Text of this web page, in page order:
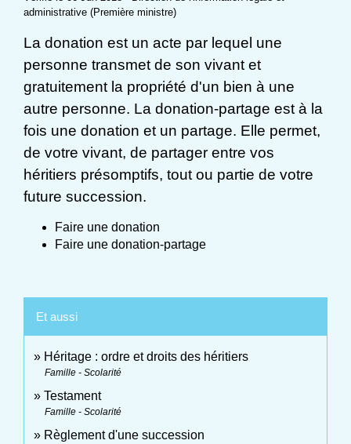
administrative (Première ministre)
La donation est un acte par lequel une
personne transmet de son vivant et
gratuitement la propriété d'un bien à une
autre personne. La donation-partage est à la
fois une donation et un partage. Elle permet,
de votre vivant, de partager entre vos
héritiers présomptifs, tout ou partie de votre
future succession.
Faire une donation
Faire une donation-partage
Et aussi
Héritage : ordre et droits des héritiers
Famille - Scolarité
Testament
Famille - Scolarité
Règlement d'une succession